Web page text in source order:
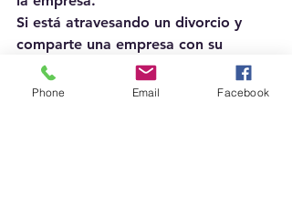
Si está atravesando un divorcio y
comparte una empresa con su
cónyuge, solicite asesoría antes de
firmar cualquier
Phone Email Facebook